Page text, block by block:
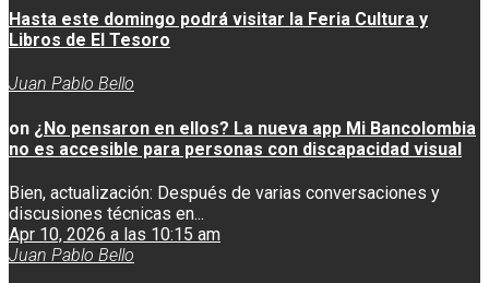
Hasta este domingo podrá visitar la Feria Cultura y
Libros de El Tesoro
Juan Pablo Bello
on ¿No pensaron en ellos? La nueva app Mi Bancolombia
no es accesible para personas con discapacidad visual
Bien, actualización: Después de varias conversaciones y
discusiones técnicas en...
Apr 10, 2026 a las 10:15 am
Juan Pablo Bello